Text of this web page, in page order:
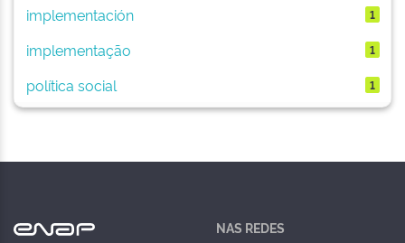
implementación
1
implementação 1
política social 1
NAS REDES